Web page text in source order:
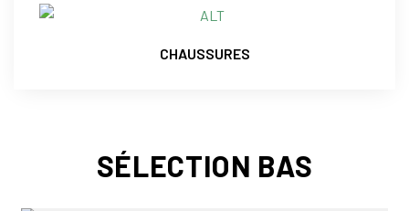
CHAUSSURES
SÉLECTION BAS